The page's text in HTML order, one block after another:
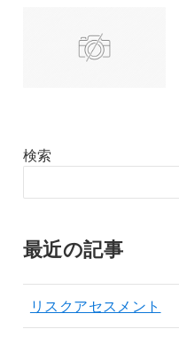
検索
最近の記事
リスクアセスメント